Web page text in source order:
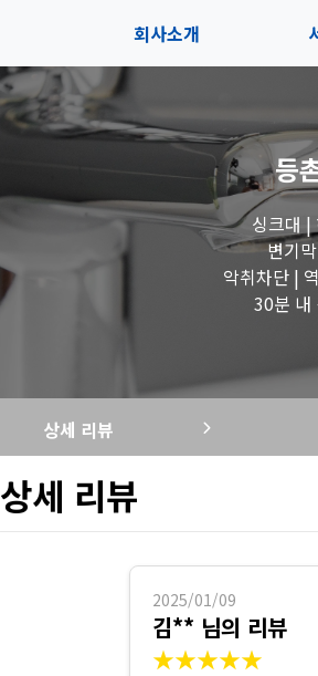
회사소개
오시는길
등
싱크대 |
변기
악취차단 |
30분 내
상세 리뷰
상세 리뷰
2025/01/09
김** 님의 리뷰
★★★★★